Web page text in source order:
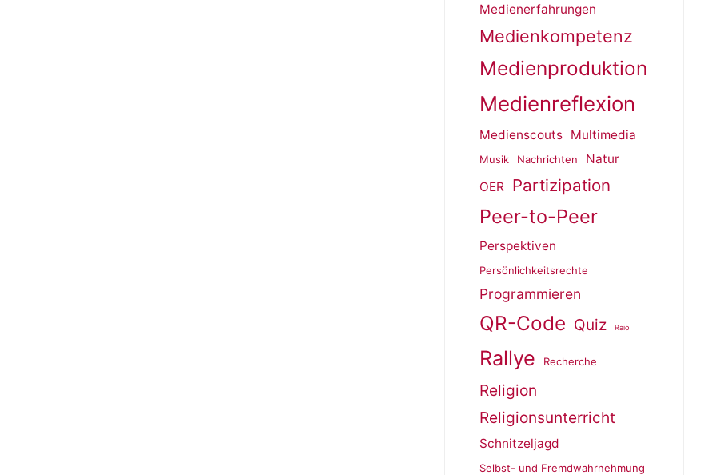
Medienerfahrungen
Medienkompetenz
Medienproduktion
Medienreflexion
Medienscouts Multimedia
Musik Nachrichten
Natur
OER
Partizipation
Peer-to-Peer
Perspektiven
Persönlichkeitsrechte
Programmieren
QR-Code Quiz Raio
Rallye Recherche
Religion
Religionsunterricht
Schnitzeljagd
Selbst- und Fremdwahrnehmung